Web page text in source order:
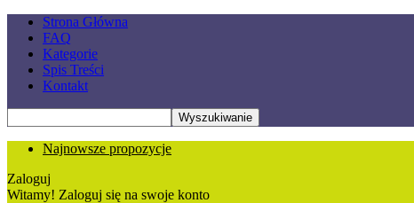
Strona Główna
FAQ
Kategorie
Spis Treści
Kontakt
Najnowsze propozycje
Zaloguj
Witamy! Zaloguj się na swoje konto